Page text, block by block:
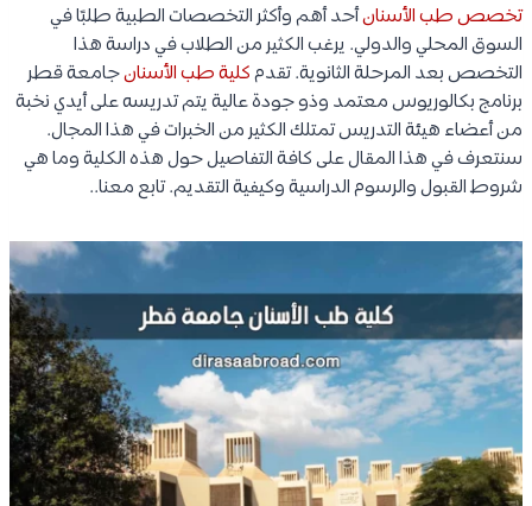
تخصص طب الأسنانأحد أهم وأكثر التخصصات الطبية طلبًا في
السوق المحلي والدولي. يرغب الكثير من الطلاب في دراسة هذا
التخصص بعد المرحلة الثانوية. تقدمكلية طب الأسنانجامعة قطر
برنامج بكالوريوس معتمد وذو جودة عالية يتم تدريسه على أيدي نخبة
من أعضاء هيئة التدريس تمتلك الكثير من الخبرات في هذا المجال.
سنتعرف في هذا المقال على كافة التفاصيل حول هذه الكلية وما هي
شروط القبول والرسوم الدراسية وكيفية التقديم. تابع معنا..